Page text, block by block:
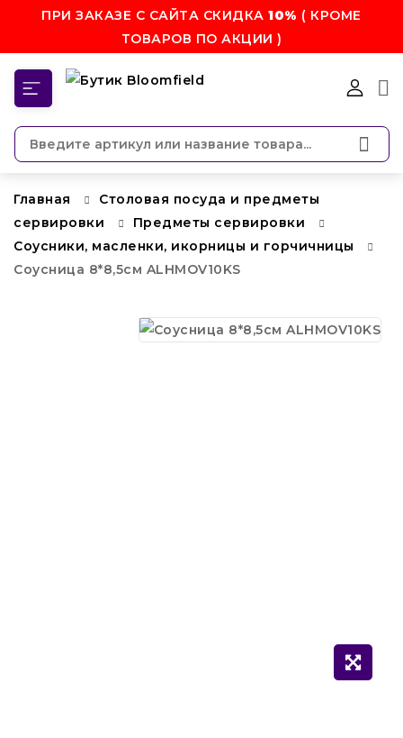
ПРИ ЗАКАЗЕ С САЙТА СКИДКА10% ( КРОМЕ
ТОВАРОВ ПО АКЦИИ )
Главная
Столовая посуда и предметы
сервировки
Предметы сервировки
Соусники, масленки, икорницы и горчичницы
Соусница 8*8,5см ALHMOV10KS